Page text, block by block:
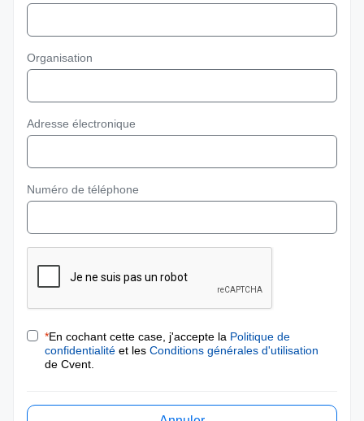
Organisation
Adresse électronique
Numéro de téléphone
*En cochant cette case, j'accepte la Politique de
confidentialité et les Conditions générales d'utilisation
de Cvent.